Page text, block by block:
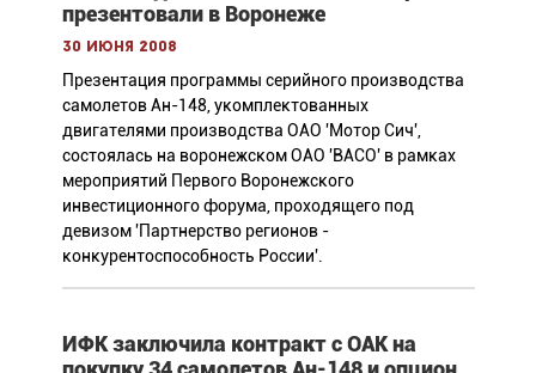
презентовали в Воронеже
30 июня 2008
Презентация программы серийного производства
самолетов Ан-148, укомплектованных
двигателями производства ОАО 'Мотор Сич',
состоялась на воронежском ОАО 'ВАСО' в рамках
мероприятий Первого Воронежского
инвестиционного форума, проходящего под
девизом 'Партнерство регионов -
конкурентоспособность России'.
ИФК заключила контракт с ОАК на